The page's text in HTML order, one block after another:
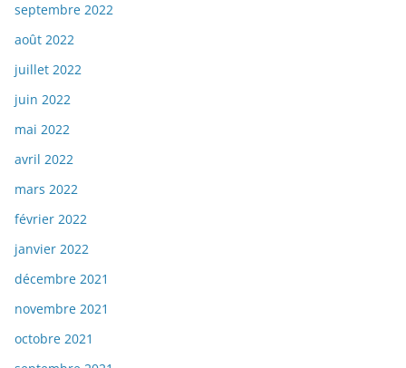
septembre 2022
août 2022
juillet 2022
juin 2022
mai 2022
avril 2022
mars 2022
février 2022
janvier 2022
décembre 2021
novembre 2021
octobre 2021